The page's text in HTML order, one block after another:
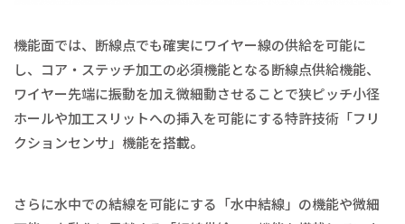
機能面では、断線点でも確実にワイヤー線の供給を可能に
し、コア・ステッチ加工の必須機能となる断線点供給機能、
ワイヤー先端に振動を加え微細動させることで狭ピッチ小径
ホールや加工スリットへの挿入を可能にする特許技術「フリ
クションセンサ」機能を搭載。
さらに水中での結線を可能にする「水中結線」の機能や微細